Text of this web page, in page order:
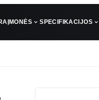
ĮMONĖS SPECIFIKACIJOS